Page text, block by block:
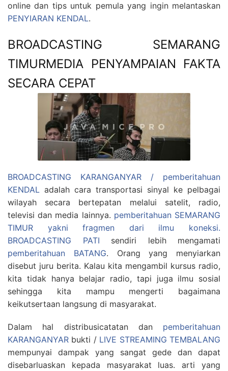
online dan tips untuk pemula yang ingin melantaskan
PENYIARAN KENDAL.
BROADCASTING SEMARANG
TIMURMEDIA PENYAMPAIAN FAKTA
SECARA CEPAT
BROADCASTING KARANGANYAR / pemberitahuan
KENDAL adalah cara transportasi sinyal ke pelbagai
wilayah secara bertepatan melalui satelit, radio,
televisi dan media lainnya. pemberitahuan SEMARANG
TIMUR yakni fragmen dari ilmu koneksi.
BROADCASTING PATI sendiri lebih mengamati
pemberitahuan BATANG. Orang yang menyiarkan
disebut juru berita. Kalau kita mengambil kursus radio,
kita tidak hanya belajar radio, tapi juga ilmu sosial
sehingga kita mampu mengerti bagaimana
keikutsertaan langsung di masyarakat.
Dalam hal distribusicatatan dan pemberitahuan
KARANGANYAR bukti / LIVE STREAMING TEMBALANG
mempunyai dampak yang sangat gede dan dapat
disebarluaskan kepada masyarakat luas. arti yang